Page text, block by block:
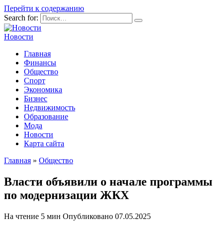
Перейти к содержанию
Search for:
Новости
Главная
Финансы
Общество
Спорт
Экономика
Бизнес
Недвижимость
Образование
Мода
Новости
Карта сайта
Главная » Общество
Власти объявили о начале программы
по модернизации ЖКХ
На чтение 5 мин Опубликовано 07.05.2025